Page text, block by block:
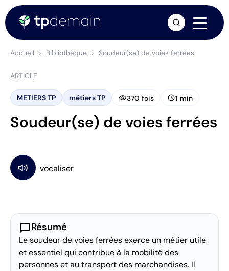
Accueil Bibliothèque Soudeur(se) de voies ferrées
ARTICLE
METIERS TP métiers TP visibility370 fois schedule1 min
Soudeur(se) de voies ferrées
chat_bubbleRésumé
Le soudeur de voies ferrées exerce un métier utile
et essentiel qui contribue à la mobilité des
personnes et au transport des marchandises. Il
arrow_forward